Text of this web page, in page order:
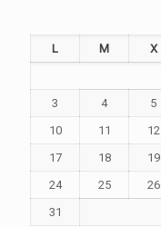
L M X
3
4 5
10
11 12
17
18 19
24
25 26
31